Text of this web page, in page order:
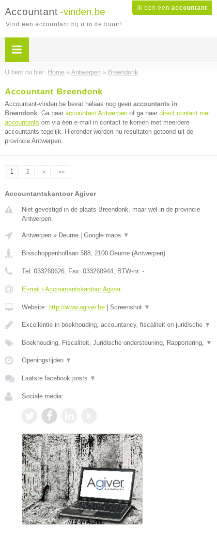
Ik ben een accountant
Accountant -vinden.be
Vind een accountant bij u in de buurt!
U bent nu hier: Home » Antwerpen » Breendonk
Accountant Breendonk
Accountant-vinden.be bevat helaas nog geen accountants in
Breendonk. Ga naar accountant Antwerpen of ga naar direct contact met
accountants om via één e-mail in contact te komen met meerdere
accountants tegelijk. Hieronder worden nu resultaten getoond uit de
provincie Antwerpen.
1 2 » »»
Accountantskantoor Agiver
Niet gevestigd in de plaats Breendonk, maar wel in de provincie
Antwerpen.
Antwerpen » Deurne Google maps ▼
Bisschoppenhoflaan 588, 2100 Deurne (Antwerpen)
Tel: 033260626, Fax: 033260944, BTW-nr: -
E-mail › Accountantskantoor Agiver
Website: http://www.agiver.be Screenshot ▼
Excellentie in boekhouding, accountancy, fiscaliteit en juridische ▼
Boekhouding, Fiscaliteit, Juridische ondersteuning, Rapportering, ▼
Openingstijden ▼
Laatste facebook posts ▼
Sociale media: